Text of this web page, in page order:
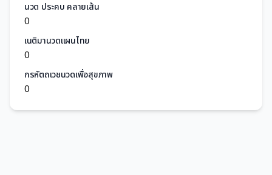
นวด ประคบ คลายเส้น
0
เนติมานวดแผนไทย
0
กรหัตถเวชนวดเพื่อสุขภาพ
0